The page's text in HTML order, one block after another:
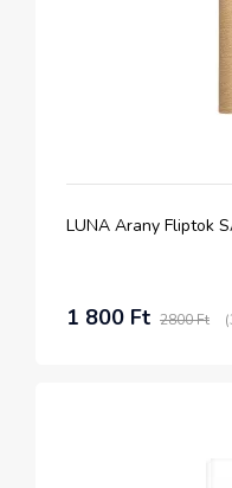
LUNA Arany Fliptok
1 800 Ft 2800 Ft